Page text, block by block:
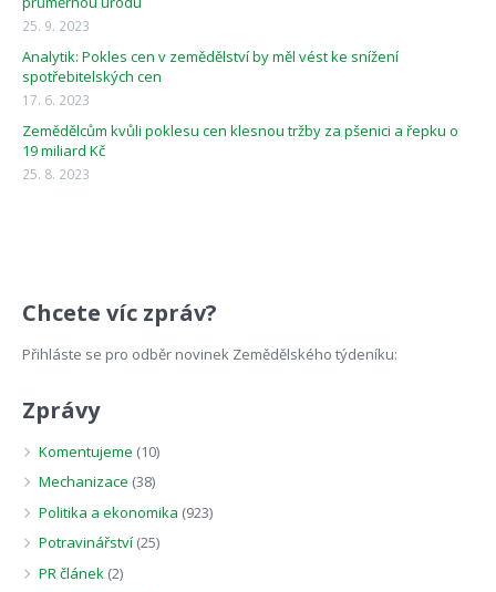
25. 9. 2023
Analytik: Pokles cen v zemědělství by měl vést ke snížení
spotřebitelských cen
17. 6. 2023
Zemědělcům kvůli poklesu cen klesnou tržby za pšenici a řepku o
19 miliard Kč
25. 8. 2023
Chcete víc zpráv?
Přihláste se pro odběr novinek Zemědělského týdeníku:
Zprávy
Komentujeme (10)
Mechanizace (38)
Politika a ekonomika (923)
Potravinářství (25)
PR článek (2)